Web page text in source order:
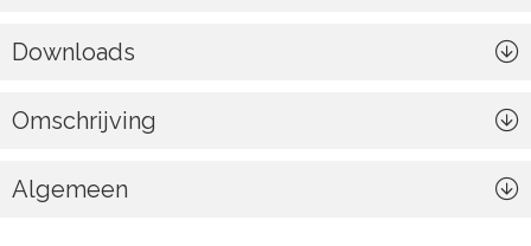
Downloads
Omschrijving
Algemeen